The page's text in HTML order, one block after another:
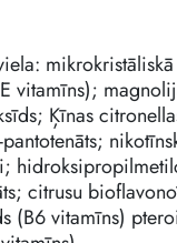
vitamīns);
Ķīnas
citrusu
(B6 vitamīns)